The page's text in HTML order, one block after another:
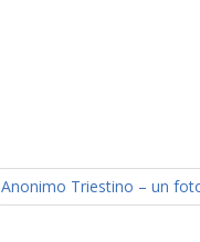
Anonimo Triestino – un